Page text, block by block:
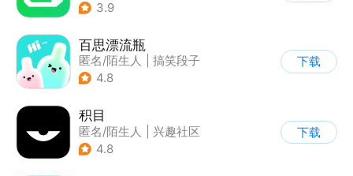
3.9
百思漂流瓶
匿名/陌生人
搞笑段子
4.8
下载
积目
匿名/陌生人
兴趣社区
4.8
下载